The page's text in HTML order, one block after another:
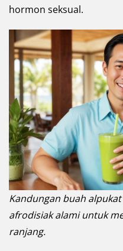
hormon seksual.
Kandungan buah
afrodisiak alami untuk
ranjang.